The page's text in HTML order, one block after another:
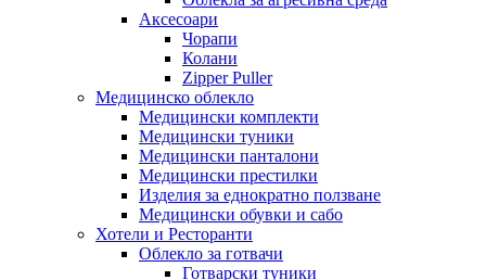
Аксесоари
Чорапи
Колани
Zipper Puller
Медицинско облекло
Медицински комплекти
Медицински туники
Медицински панталони
Медицински престилки
Изделия за еднократно ползване
Медицински обувки и сабо
Хотели и Ресторанти
Облекло за готвачи
Готварски туники